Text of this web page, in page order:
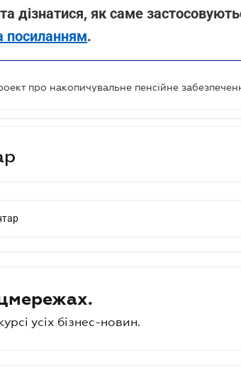
дізнатися, як саме
посиланням.
усіх бізнес-новин.